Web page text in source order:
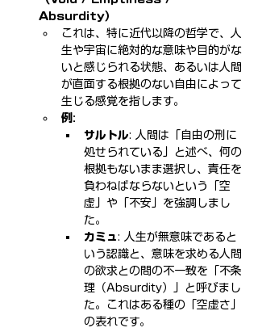
Absurdity）
これは、特に近代以降の哲学で、人
生や宇宙に絶対的な意味や目的がな
いと感じられる状態、あるいは人間
が直面する根拠のない自由によって
生じる感覚を指します。
例:
サルトル: 人間は「自由の刑に
処せられている」と述べ、何の
根拠もないまま選択し、責任を
負わねばならないという「空
虚」や「不安」を強調しまし
た。
カミュ: 人生が無意味であると
いう認識と、意味を求める人間
の欲求との間の不一致を「不条
理（Absurdity）」と呼びまし
た。これはある種の「空虚さ」
の表れです。